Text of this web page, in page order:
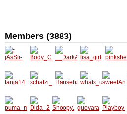
Members (3883)
-jAsSii-
Body_
Control
__Dark
Angel_
_
lisa_girl
pinkshe
epworld
0112
tanja14
schatzi
_14
Hanseb
anger1
3
whats_
up_brot
her
sweetA
ngel14